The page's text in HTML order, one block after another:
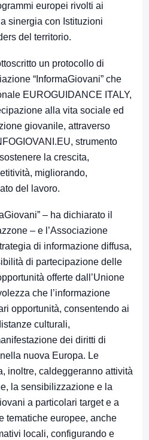
europei rivolti ai
sinergia con Istituzioni
del territorio.
un protocollo di
“InformaGiovani” che
EUROGUIDANCE ITALY,
alla vita sociale ed
giovanile, attraverso
strumento
la crescita,
migliorando,
del lavoro.
– ha dichiarato il
– e l’Associazione
di informazione diffusa,
di partecipazione delle
offerte dall’Unione
che l’informazione
opportunità, consentendo ai
culturali,
dei diritti di
nuova Europa. Le
inoltre, caldeggeranno attività
la sensibilizzazione e la
a particolari target e a
tematiche europee, anche
locali, configurando e